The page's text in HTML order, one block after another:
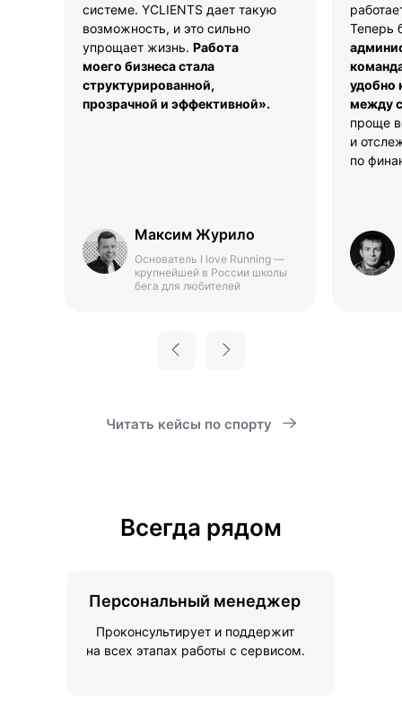
Теперь
удобно
между
проще
и
по
системе. YCLIENTS дает такую
возможность, и это сильно
упрощает жизнь. Работа
моего бизнеса стала
структурированной,
прозрачной и эффективной».
Максим Журило
Основатель I love Running —
крупнейшей в России школы
бега для любителей
Читать кейсы по спорту
Всегда рядом
Персональный менеджер
Проконсультирует и поддержит
на всех этапах работы с сервисом.